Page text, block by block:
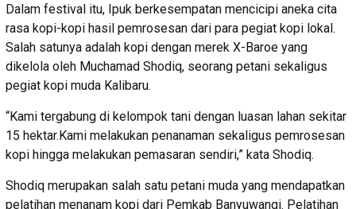
Dalam festival itu, Ipuk berkesempatan mencicipi aneka cita
rasa kopi-kopi hasil pemrosesan dari para pegiat kopi lokal.
Salah satunya adalah kopi dengan merek X-Baroe yang
dikelola oleh Muchamad Shodiq, seorang petani sekaligus
pegiat kopi muda Kalibaru.
“Kami tergabung di kelompok tani dengan luasan lahan sekitar
15 hektar.Kami melakukan penanaman sekaligus pemrosesan
kopi hingga melakukan pemasaran sendiri,” kata Shodiq.
Shodiq merupakan salah satu petani muda yang mendapatkan
pelatihan menanam kopi dari Pemkab Banyuwangi. Pelatihan